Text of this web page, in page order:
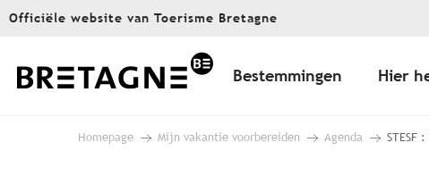
Aller
principal
Officiële website van Toerisme Bretagne
Bestemmingen Hier
Homepage Mijn vakantie voorbereiden Agenda STESF